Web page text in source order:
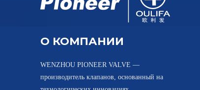
О КОМПАНИИ
WENZHOU PIONEER VALVE —
производитель клапанов, основанный на